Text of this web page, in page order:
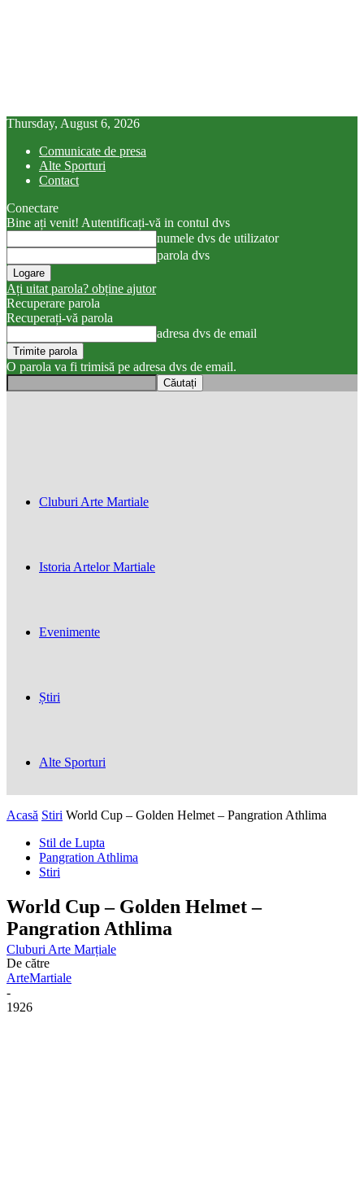
Thursday, August 6, 2026
Comunicate de presa
Alte Sporturi
Contact
Conectare
Bine ați venit! Autentificați-vă in contul dvs
numele dvs de utilizator
parola dvs
Ați uitat parola? obține ajutor
Recuperare parola
Recuperați-vă parola
adresa dvs de email
O parola va fi trimisă pe adresa dvs de email.
Cluburi Arte Marțiale
Cluburi Arte Martiale
Istoria Artelor Martiale
Evenimente
Știri
Alte Sporturi
Acasă Stiri World Cup – Golden Helmet – Pangration Athlima
Stil de Lupta
Pangration Athlima
Stiri
World Cup – Golden Helmet –
Pangration Athlima
De către
ArteMartiale
-
1926